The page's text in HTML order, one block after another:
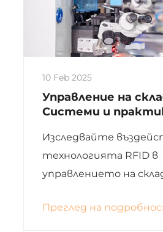
интеграция с IoT.
10 Feb 2025
Управление на
Системи и
Изследвайте
технологията RFID в
управлението на
предимства,
Преглед на